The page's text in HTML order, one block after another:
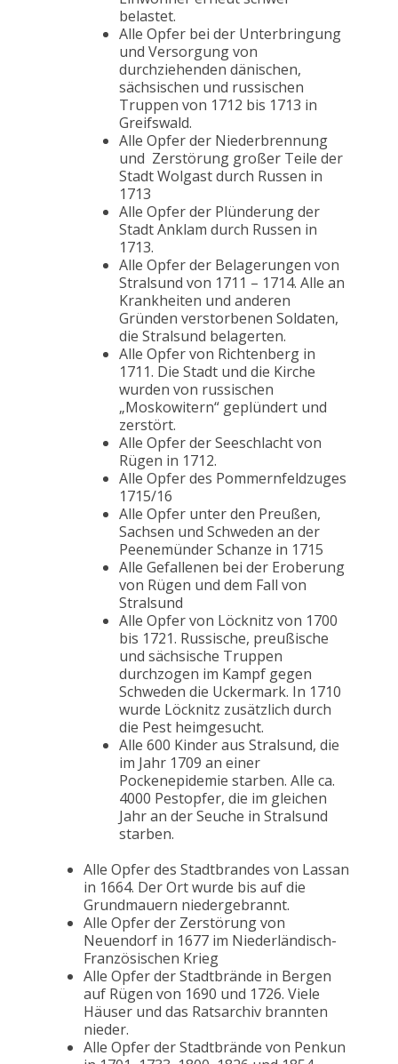
belastet.
Alle Opfer bei der Unterbringung
und Versorgung von
durchziehenden dänischen,
sächsischen und russischen
Truppen von 1712 bis 1713 in
Greifswald.
Alle Opfer der Niederbrennung
und Zerstörung großer Teile der
Stadt Wolgast durch Russen in
1713
Alle Opfer der Plünderung der
Stadt Anklam durch Russen in
1713.
Alle Opfer der Belagerungen von
Stralsund von 1711 – 1714. Alle an
Krankheiten und anderen
Gründen verstorbenen Soldaten,
die Stralsund belagerten.
Alle Opfer von Richtenberg in
1711. Die Stadt und die Kirche
wurden von russischen
„Moskowitern“ geplündert und
zerstört.
Alle Opfer der Seeschlacht von
Rügen in 1712.
Alle Opfer des Pommernfeldzuges
1715/16
Alle Opfer unter den Preußen,
Sachsen und Schweden an der
Peenemünder Schanze in 1715
Alle Gefallenen bei der Eroberung
von Rügen und dem Fall von
Stralsund
Alle Opfer von Löcknitz von 1700
bis 1721. Russische, preußische
und sächsische Truppen
durchzogen im Kampf gegen
Schweden die Uckermark. In 1710
wurde Löcknitz zusätzlich durch
die Pest heimgesucht.
Alle 600 Kinder aus Stralsund, die
im Jahr 1709 an einer
Pockenepidemie starben. Alle ca.
4000 Pestopfer, die im gleichen
Jahr an der Seuche in Stralsund
starben.
Alle Opfer des Stadtbrandes von Lassan
in 1664. Der Ort wurde bis auf die
Grundmauern niedergebrannt.
Alle Opfer der Zerstörung von
Neuendorf in 1677 im Niederländisch-
Französischen Krieg
Alle Opfer der Stadtbrände in Bergen
auf Rügen von 1690 und 1726. Viele
Häuser und das Ratsarchiv brannten
nieder.
Alle Opfer der Stadtbrände von Penkun